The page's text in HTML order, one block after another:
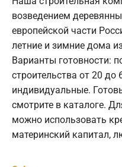
возведением
европейской части
летние и зимние дома
Варианты готовности:
строительства от 20
индивидуальные.
смотрите в каталоге.
можно использовать
материнский капитал,